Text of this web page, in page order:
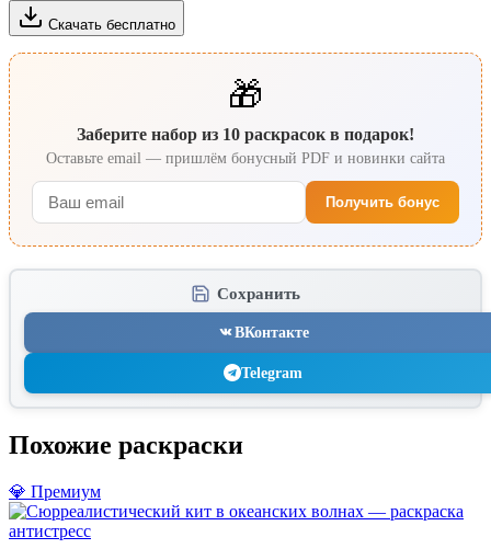
Скачать бесплатно
🎁
Заберите набор из 10 раскрасок в подарок!
Оставьте email — пришлём бонусный PDF и новинки сайта
Получить бонус
Сохранить
ВКонтакте
Telegram
Похожие раскраски
💎 Премиум